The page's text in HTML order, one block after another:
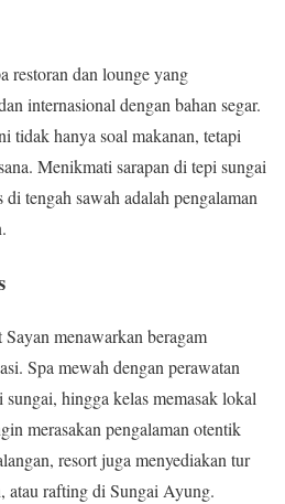
restoran dan lounge yang
internasional dengan bahan segar.
tidak hanya soal makanan, tetapi
Menikmati sarapan di tepi sungai
tengah sawah adalah pengalaman
menawarkan beragam
Spa mewah dengan perawatan
hingga kelas memasak lokal
merasakan pengalaman otentik
resort juga menyediakan tur
atau rafting di Sungai Ayung.